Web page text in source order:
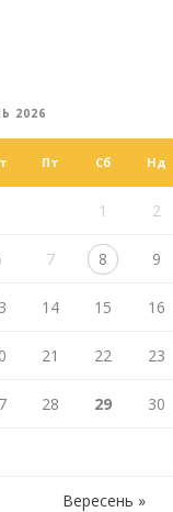
2026
Пт Сб Нд
1 2
7 8 9
14 15 16
21 22 23
28 29 30
Вересень »